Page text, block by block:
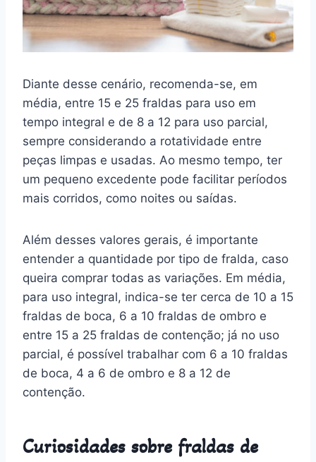
Diante desse cenário, recomenda-se, em
média, entre 15 e 25 fraldas para uso em
tempo integral e de 8 a 12 para uso parcial,
sempre considerando a rotatividade entre
peças limpas e usadas. Ao mesmo tempo, ter
um pequeno excedente pode facilitar períodos
mais corridos, como noites ou saídas.
Além desses valores gerais, é importante
entender a quantidade por tipo de fralda, caso
queira comprar todas as variações. Em média,
para uso integral, indica-se ter cerca de 10 a 15
fraldas de boca, 6 a 10 fraldas de ombro e
entre 15 a 25 fraldas de contenção; já no uso
parcial, é possível trabalhar com 6 a 10 fraldas
de boca, 4 a 6 de ombro e 8 a 12 de
contenção.
Curiosidades sobre fraldas de